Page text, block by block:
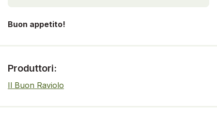
Buon appetito!
Produttori:
Il Buon Raviolo